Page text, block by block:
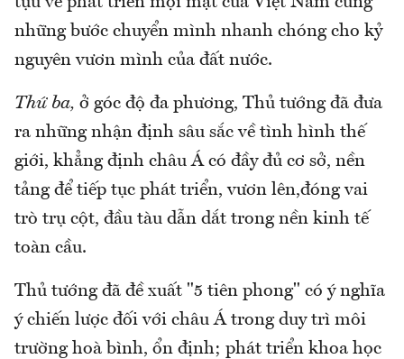
những bước chuyển mình nhanh chóng cho kỷ
nguyên vươn mình của đất nước.
Thứ ba, ở góc độ đa phương, Thủ tướng đã đưa
ra những nhận định sâu sắc về tình hình thế
giới, khẳng định châu Á có đầy đủ cơ sở, nền
tảng để tiếp tục phát triển, vươn lên,đóng vai
trò trụ cột, đầu tàu dẫn dắt trong nền kinh tế
toàn cầu.
Thủ tướng đã đề xuất "5 tiên phong" có ý nghĩa
ý chiến lược đối với châu Á trong duy trì môi
trường hoà bình, ổn định; phát triển khoa học